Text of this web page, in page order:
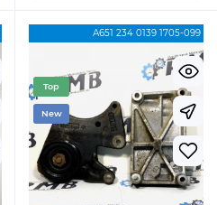
А651 234 0139 1705-099
Top
New